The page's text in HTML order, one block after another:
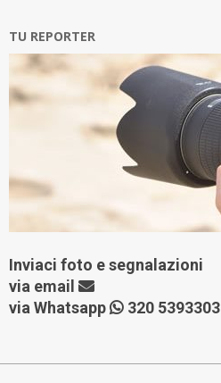
TU REPORTER
Inviaci foto e segnalazioni
via email
via Whatsapp
320 5393303